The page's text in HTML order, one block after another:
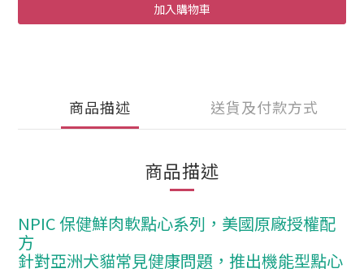
加入購物車
商品描述 送貨及付款方式
商品描述
NPIC 保健鮮肉軟點心系列，美國原廠授權配
方
針對亞洲犬貓常見健康問題，推出機能型點心